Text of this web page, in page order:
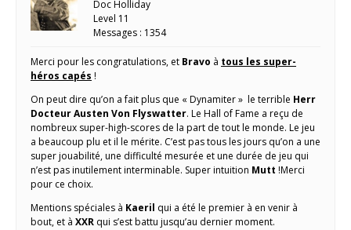
Doc Holliday
Level 11
Messages : 1354
Merci pour les congratulations, et Bravo à tous les super-
héros capés !
On peut dire qu’on a fait plus que « Dynamiter » le terrible Herr
Docteur Austen Von Flyswatter. Le Hall of Fame a reçu de
nombreux super-high-scores de la part de tout le monde. Le jeu
a beaucoup plu et il le mérite. C’est pas tous les jours qu’on a une
super jouabilité, une difficulté mesurée et une durée de jeu qui
n’est pas inutilement interminable. Super intuition Mutt !Merci
pour ce choix.
Mentions spéciales à Kaeril qui a été le premier à en venir à
bout, et à XXR qui s’est battu jusqu’au dernier moment.